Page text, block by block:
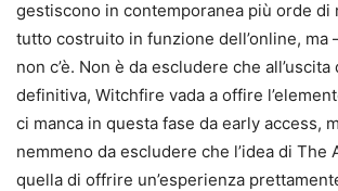
gestiscono in contemporanea più orde di
tutto costruito in funzione dell’online, ma
non c’è. Non è da escludere che
definitiva, Witchfire vada a offire
ci manca in questa fase da early access,
nemmeno da escludere che l’idea di The
quella di offrire un’esperienza